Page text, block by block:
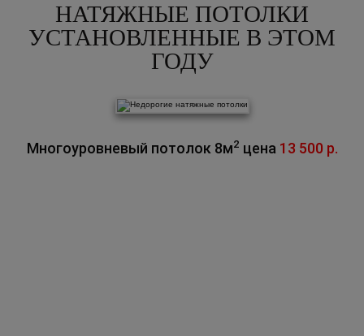
НАТЯЖНЫЕ ПОТОЛКИ
УСТАНОВЛЕННЫЕ В ЭТОМ
ГОДУ
Многоуровневый потолок 8м2 цена 13 500 р.